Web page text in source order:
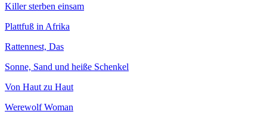
Killer sterben einsam
Plattfuß in Afrika
Rattennest, Das
Sonne, Sand und heiße Schenkel
Von Haut zu Haut
Werewolf Woman